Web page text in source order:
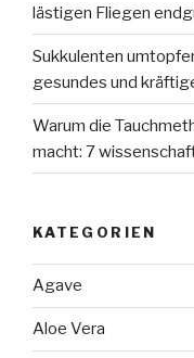
lästigen Fliegen
Sukkulenten
gesundes und
Warum die
macht: 7
KATEGORIEN
Agave
Aloe Vera